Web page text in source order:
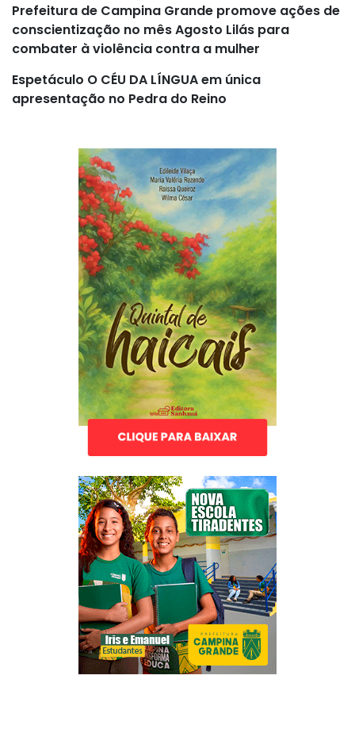
Prefeitura de Campina Grande promove ações de
conscientização no mês Agosto Lilás para
combater à violência contra a mulher
Espetáculo O CÉU DA LÍNGUA em única
apresentação no Pedra do Reino